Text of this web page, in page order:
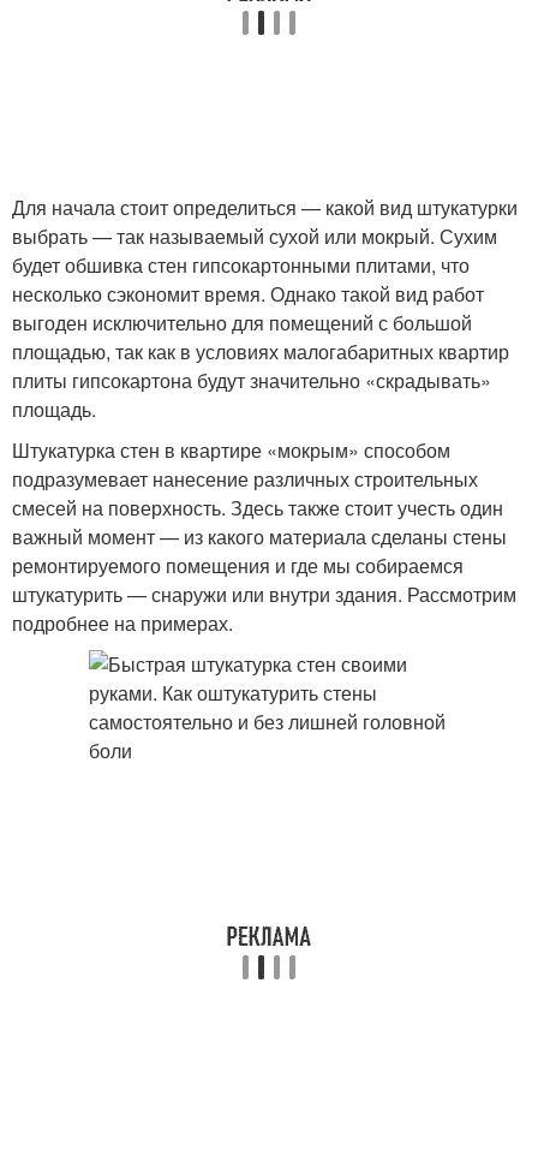
Для начала стоит определиться — какой вид штукатурки
выбрать — так называемый сухой или мокрый. Сухим
будет обшивка стен гипсокартонными плитами, что
несколько сэкономит время. Однако такой вид работ
выгоден исключительно для помещений с большой
площадью, так как в условиях малогабаритных квартир
плиты гипсокартона будут значительно «скрадывать»
площадь.
Штукатурка стен в квартире «мокрым» способом
подразумевает нанесение различных строительных
смесей на поверхность. Здесь также стоит учесть один
важный момент — из какого материала сделаны стены
ремонтируемого помещения и где мы собираемся
штукатурить — снаружи или внутри здания. Рассмотрим
подробнее на примерах.